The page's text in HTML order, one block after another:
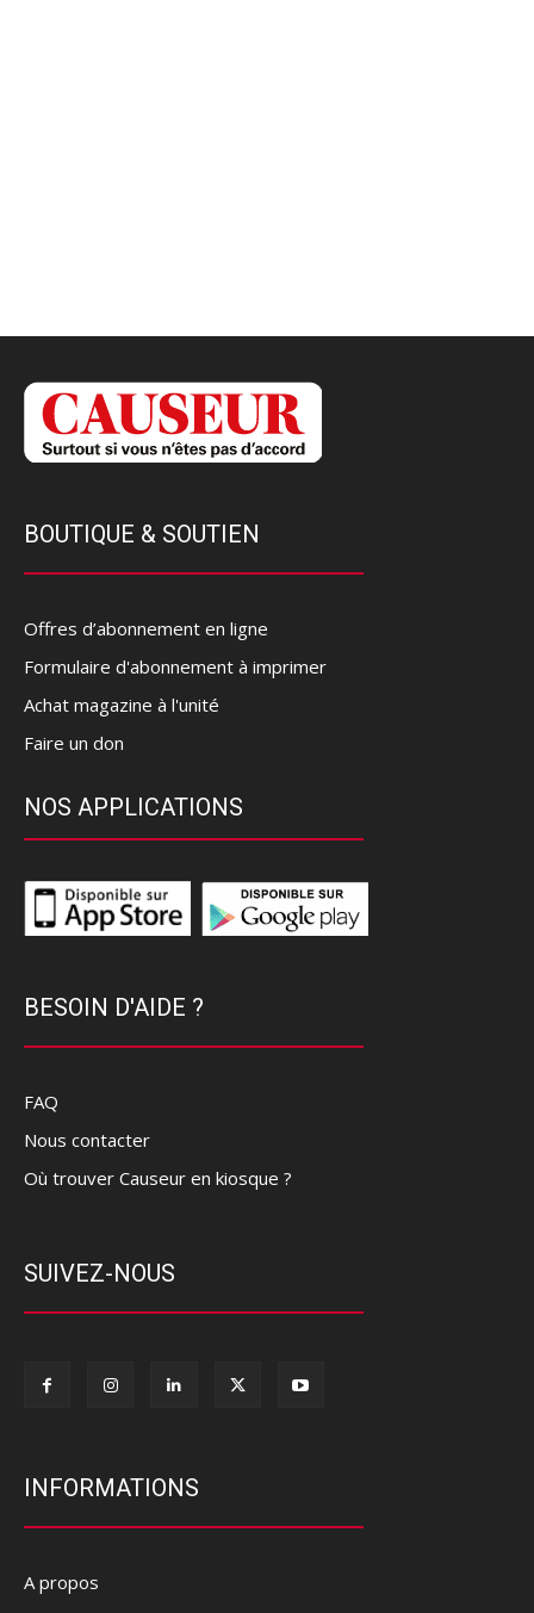
BOUTIQUE & SOUTIEN
Offres d’abonnement en ligne
Formulaire d'abonnement à imprimer
Achat magazine à l'unité
Faire un don
NOS APPLICATIONS
BESOIN D'AIDE ?
FAQ
Nous contacter
Où trouver Causeur en kiosque ?
SUIVEZ-NOUS
INFORMATIONS
A propos